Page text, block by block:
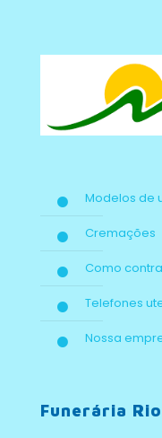
Modelos de
Cremações
Como
Telefones
Nossa
Funerária